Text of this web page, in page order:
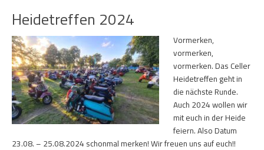
Heidetreffen 2024
Vormerken,
vormerken,
vormerken. Das Celler
Heidetreffen geht in
die nächste Runde.
Auch 2024 wollen wir
mit euch in der Heide
feiern. Also Datum
23.08. – 25.08.2024 schonmal merken! Wir freuen uns auf euch!!